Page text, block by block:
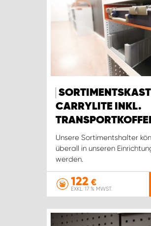
CARRYLITE INKL.
Unsere Sortimentshalter
überall in unseren
werden.
122 €
EXKL. 17 % MWST.